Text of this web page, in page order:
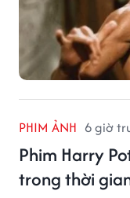
PHIM ẢNH 6 giờ
Phim Harry
trong thời